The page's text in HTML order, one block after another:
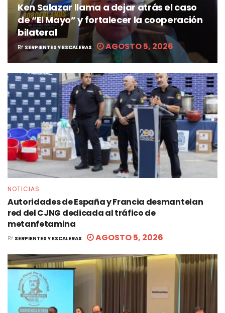
Ken Salazar llama a dejar atrás el caso
de “El Mayo” y fortalecer la cooperación
bilateral
BY SERPIENTES Y ESCALERAS AGOSTO 5, 2026
NOTICIAS
Autoridades de España y Francia desmantelan
red del CJNG dedicada al tráfico de
metanfetamina
BY SERPIENTES Y ESCALERAS AGOSTO 5, 2026